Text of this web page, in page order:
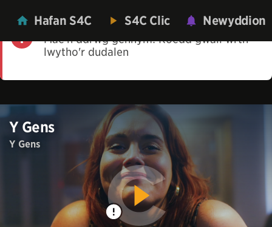
Hafan S4C S4C Clic Newyddion
Mae'n ddrwg gennym! Roedd gwall wrth
lwytho'r dudalen
Y Gens
Y Gens